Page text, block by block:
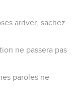
arriver, sachez
ne passera pas
paroles ne